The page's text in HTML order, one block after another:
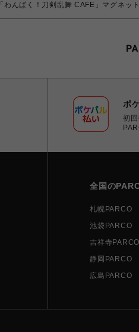
「わんぱく！刀剣乱舞 CAFE」マグネッ
ポ
初
全国の
札幌PARCO
池袋PARCO
吉祥寺PARCO
静岡PARCO
広島PARCO